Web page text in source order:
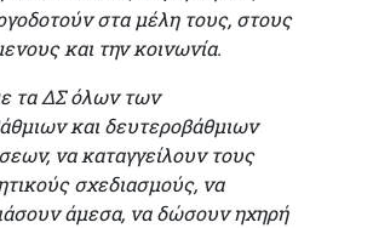
στα μέλη τους, στους
και την κοινωνία.
τα ΔΣ όλων των
και δευτεροβάθμιων
να καταγγείλουν τους
σχεδιασμούς, να
άμεσα, να δώσουν ηχηρή